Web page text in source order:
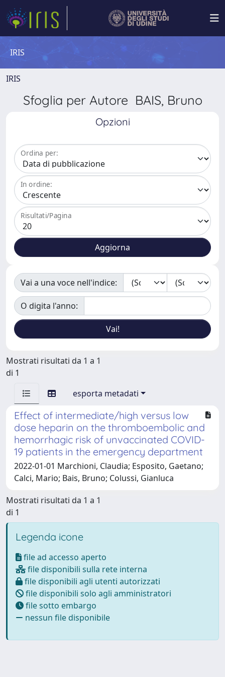
IRIS
IRIS
Sfoglia per Autore BAIS, Bruno
Opzioni
Ordina per:
In ordine:
Risultati/Pagina
Vai a una voce nell'indice:
O digita l'anno:
Mostrati risultati da 1 a 1
di 1
esporta metadati
Effect of intermediate/high versus low
dose heparin on the thromboembolic and
hemorrhagic risk of unvaccinated COVID-
19 patients in the emergency department
2022-01-01 Marchioni, Claudia; Esposito, Gaetano;
Calci, Mario; Bais, Bruno; Colussi, Gianluca
Mostrati risultati da 1 a 1
di 1
Legenda icone
file ad accesso aperto
file disponibili sulla rete interna
file disponibili agli utenti autorizzati
file disponibili solo agli amministratori
file sotto embargo
nessun file disponibile